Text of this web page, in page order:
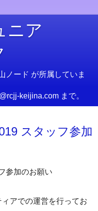
ニア
ノード が所属していま
keijina.com まで。
スタッフ参加
参加のお願い
アでの運営を行ってお